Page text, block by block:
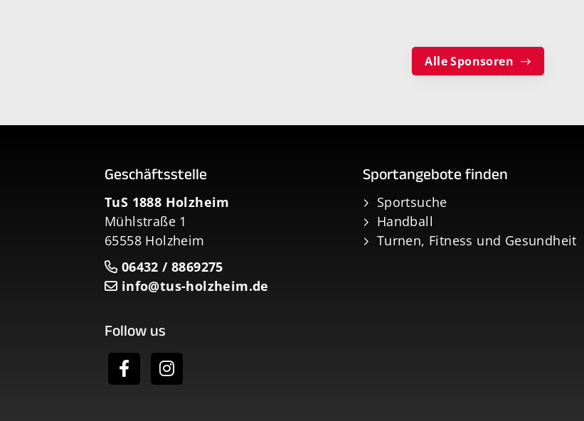
Alle Sponsoren
Geschäftsstelle
TuS 1888 Holzheim
Mühlstraße 1
65558 Holzheim
06432 / 8869275
info@tus-holzheim.de
Sportangebote finden
Sportsuche
Handball
Turnen, Fitness und Gesundheit
Follow us